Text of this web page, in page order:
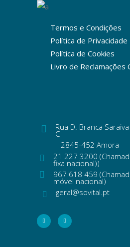
Termos e Condições
Política de Privacidade
Política de Cookies
Livro de Reclamações
Rua D. Branca
C
2845-452 Amora
21 227 3200
fixa nacional))
967 618 459
móvel nacional)
geral@sovital.pt